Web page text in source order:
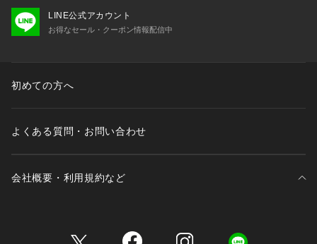
LINE公式アカウント
お得なセール・クーポン情報配信中
初めての方へ
よくある質問・お問い合わせ
会社概要・利用規約など